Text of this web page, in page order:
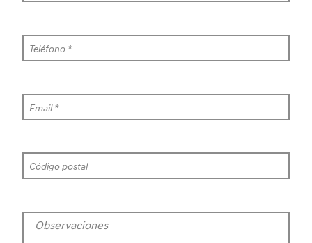
Teléfono *
Email *
Código postal
Observaciones